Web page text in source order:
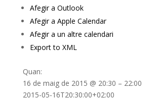
Afegir a Outlook
Afegir a Apple Calendar
Afegir a un altre calendari
Export to XML
Quan:
16 de maig de 2015 @ 20:30 – 22:00
2015-05-16T20:30:00+02:00